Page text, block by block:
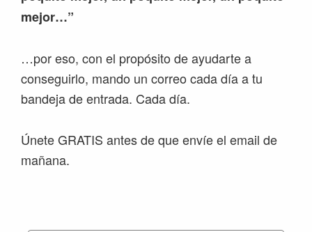
mejor…”
…por eso, con el propósito de ayudarte a
conseguirlo, mando un correo cada día a tu
bandeja de entrada. Cada día.
Únete GRATIS antes de que envíe el email de
mañana.